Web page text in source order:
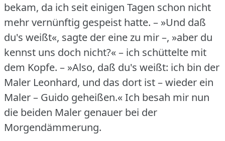
bekam, da ich seit einigen Tagen schon nicht
mehr vernünftig gespeist hatte. – »Und daß
du's weißt«, sagte der eine zu mir –, »aber du
kennst uns doch nicht?« – ich schüttelte mit
dem Kopfe. – »Also, daß du's weißt: ich bin der
Maler Leonhard, und das dort ist – wieder ein
Maler – Guido geheißen.«Ich besah mir nun
die beiden Maler genauer bei der
Morgendämmerung.